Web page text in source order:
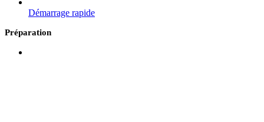
Démarrage rapide
Préparation